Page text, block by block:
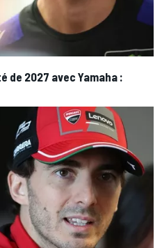
de 2027 avec Yamaha :